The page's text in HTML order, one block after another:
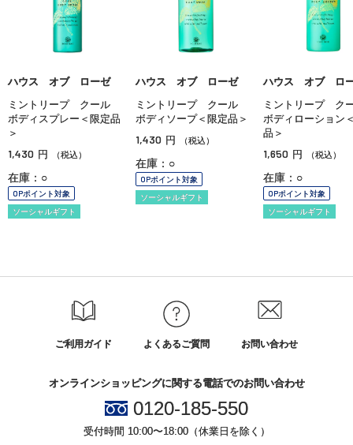
ハウス オブ ローゼ
ミントリープ クール
ボディスプレー＜限定品
＞
1,430 円 （税込）
在庫：○
OPポイント対象
ソーシャルギフト
ハウス オブ ローゼ
ミントリープ クール
ボディソープ＜限定品＞
1,430 円 （税込）
在庫：○
OPポイント対象
ソーシャルギフト
ハウス オブ ロ
ミントリープ
ボディローション
品＞
1,650 円 （税込）
在庫：○
OPポイント対象
ソーシャルギフト
ご利用ガイド よくあるご質問 お問い合わせ
オンラインショッピングに関する電話でのお問い合わせ
0120-185-550
受付時間 10:00〜18:00（休業日を除く）